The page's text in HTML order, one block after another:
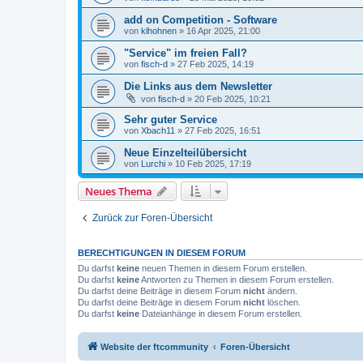
add on Competition - Software
von klhohnen » 16 Apr 2025, 21:00
"Service" im freien Fall?
von fisch-d » 27 Feb 2025, 14:19
Die Links aus dem Newsletter
von fisch-d » 20 Feb 2025, 10:21
Sehr guter Service
von Xbach11 » 27 Feb 2025, 16:51
Neue Einzelteilübersicht
von Lurchi » 10 Feb 2025, 17:19
Neues Thema
Zurück zur Foren-Übersicht
BERECHTIGUNGEN IN DIESEM FORUM
Du darfst keine neuen Themen in diesem Forum erstellen.
Du darfst keineAntworten zu Themen in diesem Forum erstellen.
Du darfst deine Beiträge in diesem Forum nicht ändern.
Du darfst deine Beiträge in diesem Forum nicht löschen.
Du darfst keine Dateianhänge in diesem Forum erstellen.
Website der ftcommunity Foren-Übersicht